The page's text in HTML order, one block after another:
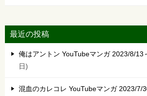
最近の投稿
俺はアントン YouTubeマンガ 2023/8/13
日
混血のカレコレ YouTubeマンガ 2023/7/